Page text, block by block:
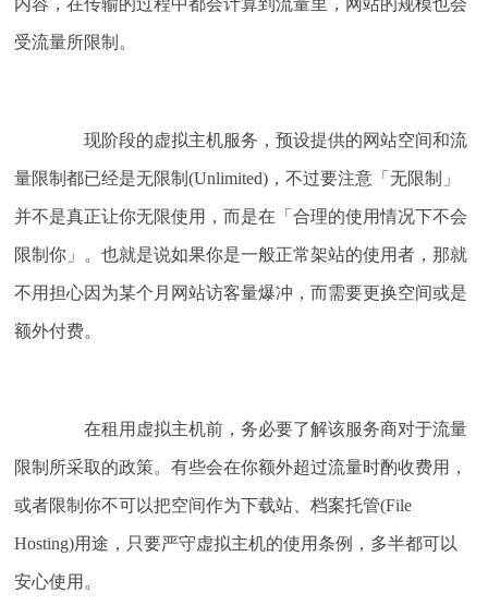
受流量所限制。
现阶段的虚拟主机服务，预设提供的网站空间和流
量限制都已经是无限制(Unlimited)，不过要注意「无限制」
并不是真正让你无限使用，而是在「合理的使用情况下不会
限制你」。也就是说如果你是一般正常架站的使用者，那就
不用担心因为某个月网站访客量爆冲，而需要更换空间或是
额外付费。
在租用虚拟主机前，务必要了解该服务商对于流量
限制所采取的政策。有些会在你额外超过流量时酌收费用，
或者限制你不可以把空间作为下载站、档案托管(File
Hosting)用途，只要严守虚拟主机的使用条例，多半都可以
安心使用。